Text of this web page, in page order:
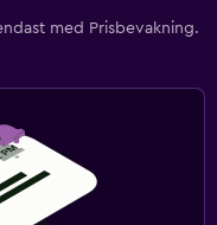
med Prisbevakning.